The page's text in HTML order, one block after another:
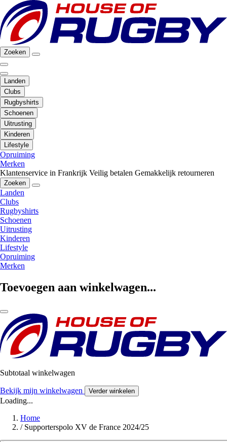
Zoeken
Landen
Clubs
Rugbyshirts
Schoenen
Uitrusting
Kinderen
Lifestyle
Opruiming
Merken
Klantenservice in Frankrijk Veilig betalen Gemakkelijk retourneren
Zoeken
Landen
Clubs
Rugbyshirts
Schoenen
Uitrusting
Kinderen
Lifestyle
Opruiming
Merken
Toevoegen aan winkelwagen...
Subtotaal winkelwagen
Bekijk mijn winkelwagen Verder winkelen
Loading...
Home
/ Supporterspolo XV de France 2024/25